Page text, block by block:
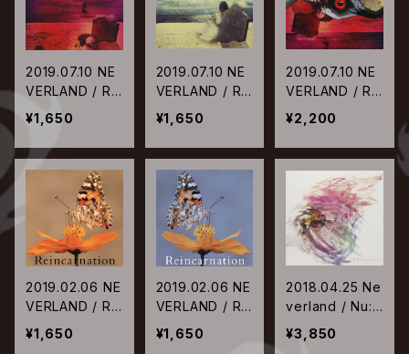
2019.07.10 NE
VERLAND / R.I.
P【通常盤B】
¥1,650
2019.07.10 NE
VERLAND / R.I.
P【通常盤A】
¥1,650
2019.07.10 NE
VERLAND / R.I.
P【初回限定盤】
¥2,200
2019.02.06 NE
VERLAND / Re
incarnation【通
常盤B】
¥1,650
2019.02.06 NE
VERLAND / Re
incarnation【通
常盤A】
¥1,650
2018.04.25 Ne
verland / Nu:w
orld【初回限定
盤‐Adam‐】
¥3,850